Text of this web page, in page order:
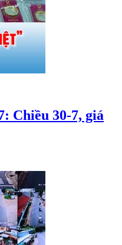
Chiều 30-7, giá